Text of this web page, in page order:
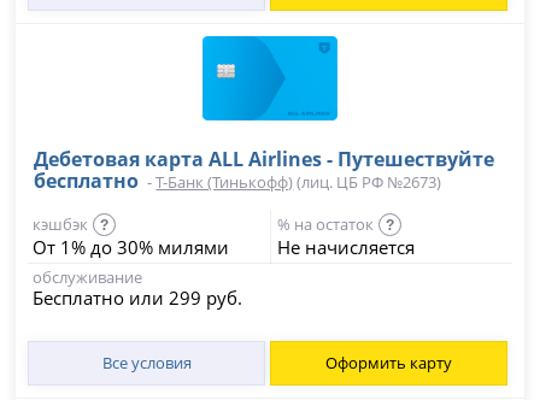
Дебетовая карта ALL Airlines - Путешествуйте
бесплатно -Т-Банк (Тинькофф)(лиц. ЦБ РФ №2673)
кэшбэк
?
От 1% до 30% милями
% на остаток ?
Не начисляется
обслуживание
Бесплатно или 299 руб.
Все условия Оформить карту